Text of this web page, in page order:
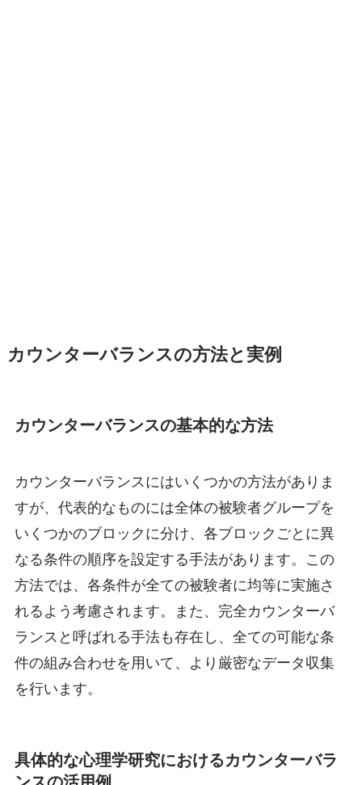
カウンターバランスの方法と実例
カウンターバランスの基本的な方法
カウンターバランスにはいくつかの方法がありま
すが、代表的なものには全体の被験者グループを
いくつかのブロックに分け、各ブロックごとに異
なる条件の順序を設定する手法があります。この
方法では、各条件が全ての被験者に均等に実施さ
れるよう考慮されます。また、完全カウンターバ
ランスと呼ばれる手法も存在し、全ての可能な条
件の組み合わせを用いて、より厳密なデータ収集
を行います。
具体的な心理学研究におけるカウンターバラ